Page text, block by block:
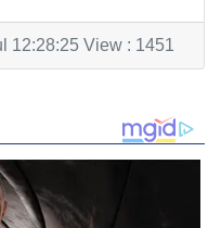
12:28:25 View : 1451